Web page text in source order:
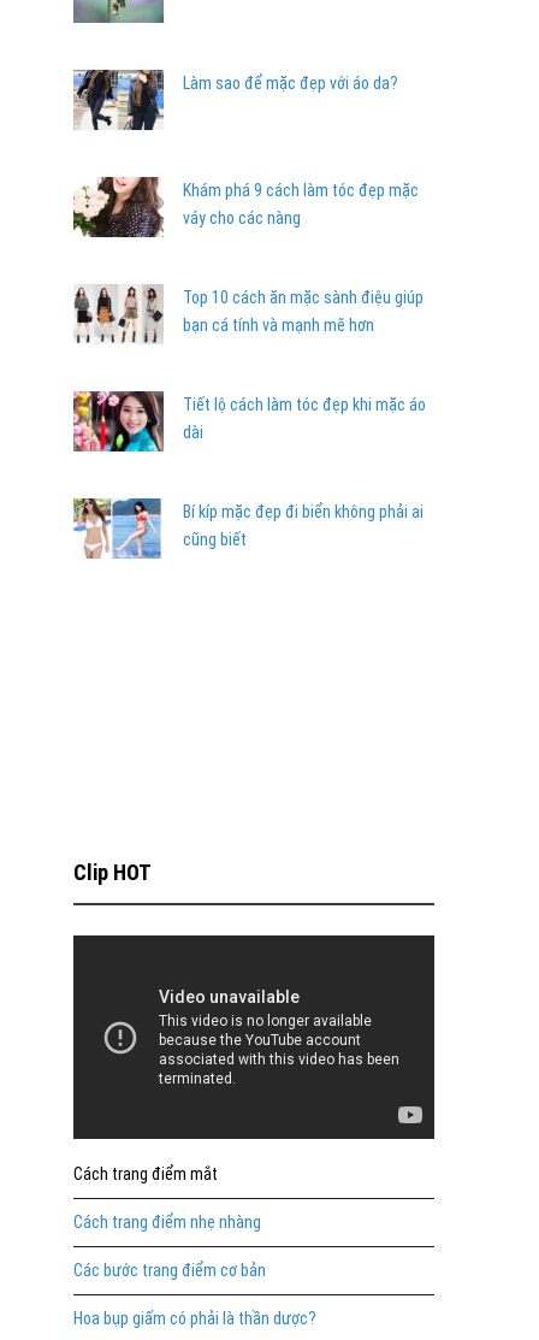
Làm sao để mặc đẹp với áo da?
Khám phá 9 cách làm tóc đẹp mặc
váy cho các nàng
Top 10 cách ăn mặc sành điệu giúp
bạn cá tính và mạnh mẽ hơn
Tiết lộ cách làm tóc đẹp khi mặc áo
dài
Bí kíp mặc đẹp đi biển không phải ai
cũng biết
Clip HOT
Cách trang điểm mắt
Cách trang điểm nhẹ nhàng
Các bước trang điểm cơ bản
Hoa bụp giấm có phải là thần dược?